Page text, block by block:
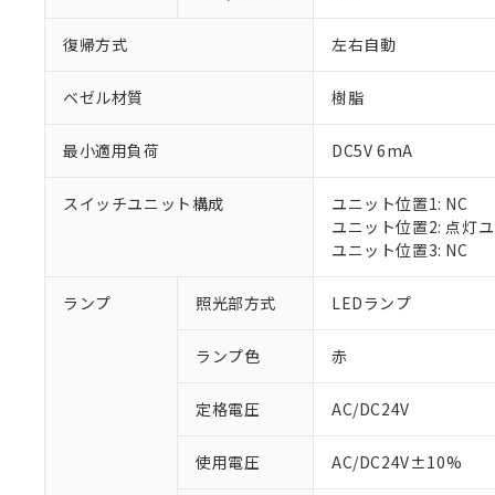
復帰方式 左右自動
ベゼル材質 樹脂
最小適用負荷 DC5V 6mA
スイッチユニット構成
ユニット位置1: NC
ユニット位置2: 点灯
ユニット位置3: NC
ランプ 照光部方式 LEDランプ
ランプ色 赤
定格電圧 AC/DC24V
使用電圧 AC/DC24V±10%
ご利用条件
※1 対応状況
調査・確認中：
非該当品：ライセ
仕入先様の事情に
があります。
※1 中国